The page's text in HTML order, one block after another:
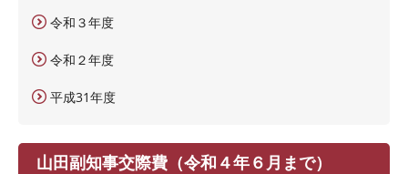
令和３年度
令和２年度
平成31年度
山田副知事交際費（令和４年６月まで）